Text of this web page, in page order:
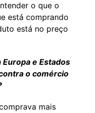
o que o
está comprando
está no preço
Europa e Estados
o comércio
mais